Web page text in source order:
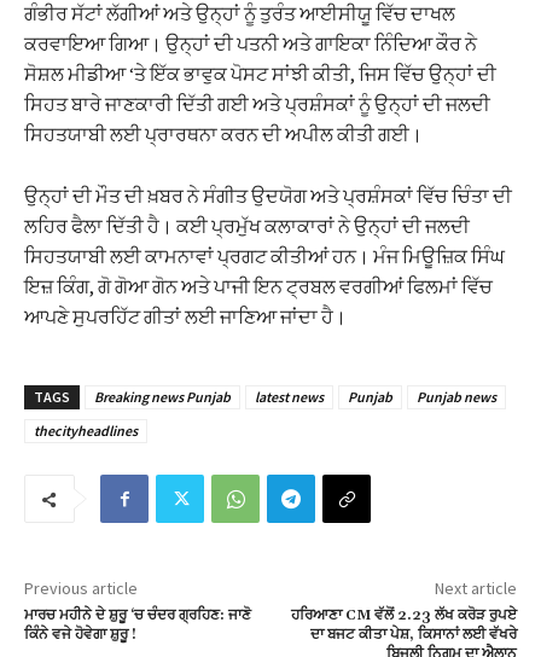
ਗੰਭੀਰ ਸੱਟਾਂ ਲੱਗੀਆਂ ਅਤੇ ਉਨ੍ਹਾਂ ਨੂੰ ਤੁਰੰਤ ਆਈਸੀਯੂ ਵਿੱਚ ਦਾਖਲ
ਕਰਵਾਇਆ ਗਿਆ। ਉਨ੍ਹਾਂ ਦੀ ਪਤਨੀ ਅਤੇ ਗਾਇਕਾ ਨਿੰਦਿਆ ਕੌਰ ਨੇ
ਸੋਸ਼ਲ ਮੀਡੀਆ ‘ਤੇ ਇੱਕ ਭਾਵੁਕ ਪੋਸਟ ਸਾਂਝੀ ਕੀਤੀ, ਜਿਸ ਵਿੱਚ ਉਨ੍ਹਾਂ ਦੀ
ਸਿਹਤ ਬਾਰੇ ਜਾਣਕਾਰੀ ਦਿੱਤੀ ਗਈ ਅਤੇ ਪ੍ਰਸ਼ੰਸਕਾਂ ਨੂੰ ਉਨ੍ਹਾਂ ਦੀ ਜਲਦੀ
ਸਿਹਤਯਾਬੀ ਲਈ ਪ੍ਰਾਰਥਨਾ ਕਰਨ ਦੀ ਅਪੀਲ ਕੀਤੀ ਗਈ।
ਉਨ੍ਹਾਂ ਦੀ ਮੌਤ ਦੀ ਖ਼ਬਰ ਨੇ ਸੰਗੀਤ ਉਦਯੋਗ ਅਤੇ ਪ੍ਰਸ਼ੰਸਕਾਂ ਵਿੱਚ ਚਿੰਤਾ ਦੀ
ਲਹਿਰ ਫੈਲਾ ਦਿੱਤੀ ਹੈ। ਕਈ ਪ੍ਰਮੁੱਖ ਕਲਾਕਾਰਾਂ ਨੇ ਉਨ੍ਹਾਂ ਦੀ ਜਲਦੀ
ਸਿਹਤਯਾਬੀ ਲਈ ਕਾਮਨਾਵਾਂ ਪ੍ਰਗਟ ਕੀਤੀਆਂ ਹਨ। ਮੰਜ ਮਿਊਜ਼ਿਕ ਸਿੰਘ
ਇਜ਼ ਕਿੰਗ, ਗੋ ਗੋਆ ਗੋਨ ਅਤੇ ਪਾਜੀ ਇਨ ਟ੍ਰਬਲ ਵਰਗੀਆਂ ਫਿਲਮਾਂ ਵਿੱਚ
ਆਪਣੇ ਸੁਪਰਹਿੱਟ ਗੀਤਾਂ ਲਈ ਜਾਣਿਆ ਜਾਂਦਾ ਹੈ।
TAGS Breaking news Punjab latest news Punjab
Punjab news
thecityheadlines
Previous article
ਮਾਰਚ ਮਹੀਨੇ ਦੇ ਸ਼ੁਰੂ ‘ਚ ਚੰਦਰ ਗ੍ਰਹਿਣ: ਜਾਣੋ
ਕਿੰਨੇ ਵਜੇ ਹੋਵੇਗਾ ਸ਼ੁਰੂ !
Next article
ਹਰਿਆਣਾ CM ਵੱਲੋਂ 2.23 ਲੱਖ ਕਰੋੜ ਰੁਪਏ
ਦਾ ਬਜਟ ਕੀਤਾ ਪੇਸ਼, ਕਿਸਾਨਾਂ ਲਈ ਵੱਖਰੇ